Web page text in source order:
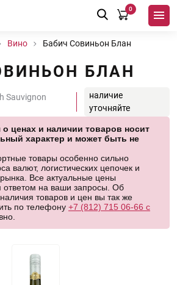
0
Вино Бабич Совиньон Блан
БЛАН
Sauvignon
наличие
уточняйте
ценах и наличии товаров носит
характер и может быть не
товары особенно сильно
валют, логистических цепочек и
Все актуальные цены
на ваши запросы. Об
товаров и цен вы так же
по телефону +7 (812) 715 06-66 с